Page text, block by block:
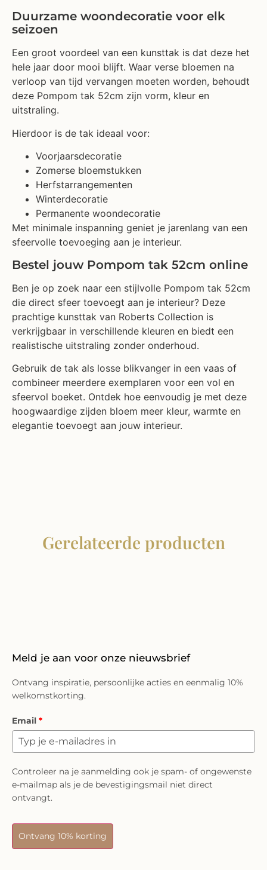
Duurzame woondecoratie voor elk
seizoen
Een groot voordeel van een kunsttak is dat deze het
hele jaar door mooi blijft. Waar verse bloemen na
verloop van tijd vervangen moeten worden, behoudt
deze Pompom tak 52cm zijn vorm, kleur en
uitstraling.
Hierdoor is de tak ideaal voor:
Voorjaarsdecoratie
Zomerse bloemstukken
Herfstarrangementen
Winterdecoratie
Permanente woondecoratie
Met minimale inspanning geniet je jarenlang van een
sfeervolle toevoeging aan je interieur.
Bestel jouw Pompom tak 52cm online
Ben je op zoek naar een stijlvolle Pompom tak 52cm
die direct sfeer toevoegt aan je interieur? Deze
prachtige kunsttak van Roberts Collection is
verkrijgbaar in verschillende kleuren en biedt een
realistische uitstraling zonder onderhoud.
Gebruik de tak als losse blikvanger in een vaas of
combineer meerdere exemplaren voor een vol en
sfeervol boeket. Ontdek hoe eenvoudig je met deze
hoogwaardige zijden bloem meer kleur, warmte en
elegantie toevoegt aan jouw interieur.
Gerelateerde producten
Meld je aan voor onze nieuwsbrief
Ontvang inspiratie, persoonlijke acties en eenmalig 10%
welkomstkorting.
Email *
Controleer na je aanmelding ook je spam- of ongewenste
e-mailmap als je de bevestigingsmail niet direct
ontvangt.
Ontvang 10% korting